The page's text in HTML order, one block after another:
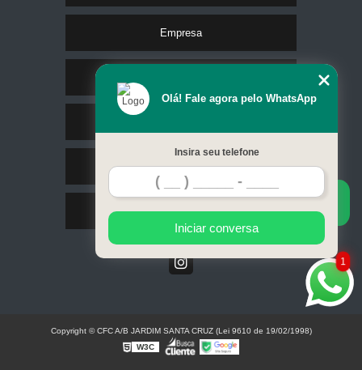
Empresa
Contato
Mapa do site
1
Olá! Fale agora pelo WhatsApp
Insira seu telefone
Iniciar conversa
Copyright © CFC A/B JARDIM SANTA CRUZ (Lei 9610 de 19/02/1998)
W3C